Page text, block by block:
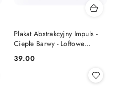
Plakat Abstrakcyjny Impuls -
Ciepłe Barwy - Loftowe
Wnętrza
Cena:
39.00